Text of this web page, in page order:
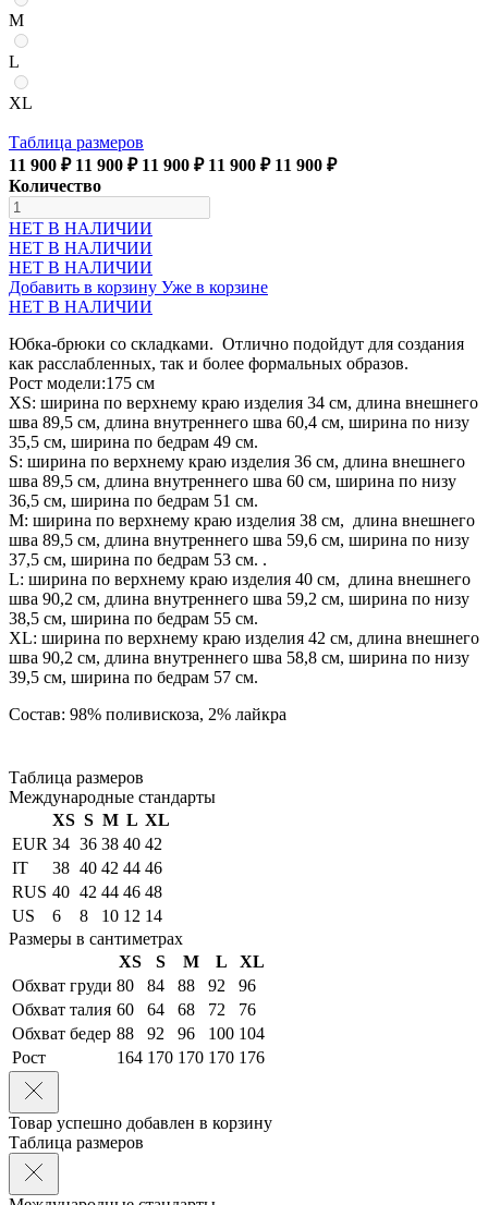
M
L
XL
Таблица размеров
11 900 ₽ 11 900 ₽ 11 900 ₽ 11 900 ₽ 11 900 ₽
Количество
НЕТ В НАЛИЧИИ
НЕТ В НАЛИЧИИ
НЕТ В НАЛИЧИИ
Добавить в корзину Уже в корзине
НЕТ В НАЛИЧИИ
Юбка-брюки со складками. Отлично подойдут для создания
как расслабленных, так и более формальных образов.
Рост модели:175 см
XS: ширина по верхнему краю изделия 34 см, длина внешнего
шва 89,5 см, длина внутреннего шва 60,4 см, ширина по низу
35,5 см, ширина по бедрам 49 см.
S: ширина по верхнему краю изделия 36 см, длина внешнего
шва 89,5 см, длина внутреннего шва 60 см, ширина по низу
36,5 см, ширина по бедрам 51 см.
М: ширина по верхнему краю изделия 38 см, длина внешнего
шва 89,5 см, длина внутреннего шва 59,6 см, ширина по низу
37,5 см, ширина по бедрам 53 см. .
L: ширина по верхнему краю изделия 40 см, длина внешнего
шва 90,2 см, длина внутреннего шва 59,2 см, ширина по низу
38,5 см, ширина по бедрам 55 см.
XL: ширина по верхнему краю изделия 42 см, длина внешнего
шва 90,2 см, длина внутреннего шва 58,8 см, ширина по низу
39,5 см, ширина по бедрам 57 см.
Состав: 98% поливискоза, 2% лайкра
Таблица размеров
Международные стандарты
XS S M L XL
EUR 34 36 38 40 42
IT
38 40 42 44 46
RUS 40 42 44 46 48
US
6 8 10 12 14
Размеры в сантиметрах
XS
S M L
XL
Обхват груди 80 84 88 92
96
Обхват талия 60 64 68 72
76
Обхват бедер 88 92 96 100 104
Рост
164 170 170 170 176
Товар успешно добавлен в корзину
Таблица размеров